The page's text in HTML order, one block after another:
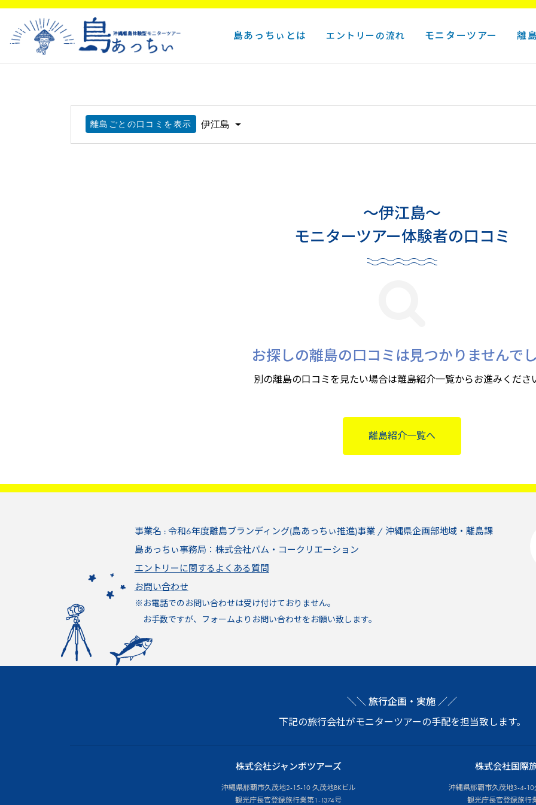
島あっちぃとは エントリーの流れ モニターツアー 離
離島ごとの口コミを表示 伊江島
〜伊江島〜
モニターツアー体験者の口コミ
お探しの離島の口コミは見つかりませんで
別の離島の口コミを見たい場合は離島紹介一覧からお進みくださ
離島紹介一覧へ
事業名 : 令和6年度離島ブランディング(島あっちぃ推進)事業 / 沖縄県企画部地域・離島課
島あっちぃ事務局：株式会社パム・コークリエーション
エントリーに関するよくある質問
お問い合わせ
※お電話でのお問い合わせは受け付けておりません。
お手数ですが、フォームよりお問い合わせをお願い致します。
＼＼ 旅行企画・実施 ／／
下記の旅行会社がモニターツアーの手配を担当致します。
株式会社ジャンボツアーズ
沖縄県那覇市久茂地2-15-10 久茂地BKビル
観光庁長官登録旅行業第1-1374号
株式会社国際
沖縄県那覇市久茂地3-4-10
観光庁長官登録旅行